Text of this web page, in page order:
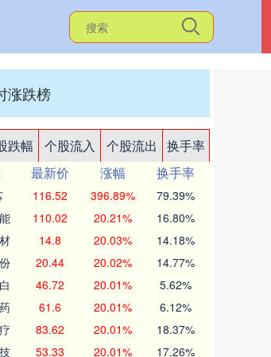
涨跌榜
跌幅 个股流入 个股流出
换手率
最新价 涨幅
换手率
116.52 396.89% 79.39%
110.02 20.21% 16.80%
14.8 20.03% 14.18%
20.44 20.02% 14.77%
46.72 20.01% 5.62%
61.6 20.01% 6.12%
83.62 20.01% 18.37%
53.33 20.01% 17.26%